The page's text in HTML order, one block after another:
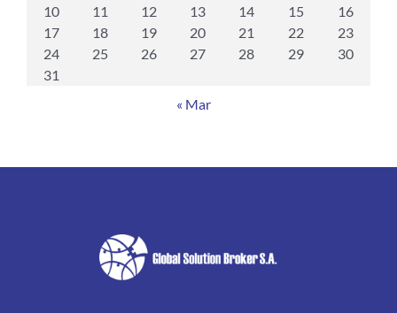
10
11 12 13 14 15
16
17
18 19 20 21 22
23
24
25 26 27 28 29
30
31
« Mar